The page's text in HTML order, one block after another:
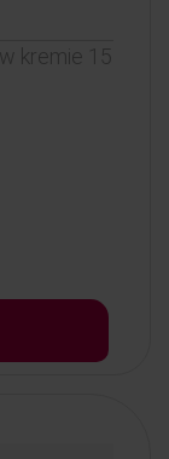
kremie 15